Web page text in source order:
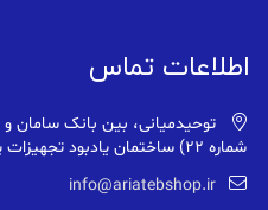
اطلاعات تماس
توحیدمیانی، بین بانک سامان
شماره ۲۲) ساختمان یادبود تجهیزات پزشکی آریاطب
info@ariatebshop.ir